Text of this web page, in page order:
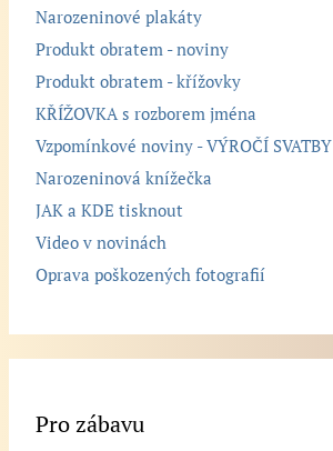
Narozeninové plakáty
Produkt obratem - noviny
Produkt obratem - křížovky
KŘÍŽOVKA s rozborem jména
Vzpomínkové noviny - VÝROČÍ SVATBY
Narozeninová knížečka
JAK a KDE tisknout
Video v novinách
Oprava poškozených fotografií
Pro zábavu